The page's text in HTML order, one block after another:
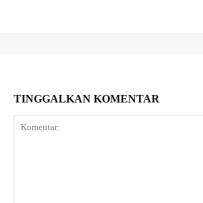
TINGGALKAN KOMENTAR